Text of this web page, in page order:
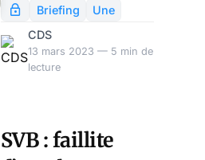
banques ?
oreilles. Pourtant, une
sévère correction
bancaire, due à une crise
obligataire, dévaste déjà
l’Europe. Etait-elle
imprévisible ? On n’avait
Briefing
Une
CDS
13 mars 2023 — 5 min de
lecture
SVB : faillite